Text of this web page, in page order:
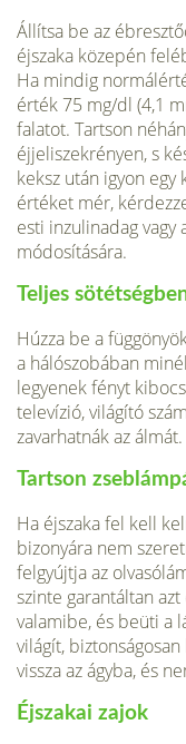
Állítsa be az
éjszaka közepén
Ha mindig
érték 75 mg/dl (4,1
falatot. Tartson
éjjeliszekrényen, s
keksz után igyon
értéket mér,
esti inzulinadag vagy
módosítására.
Teljes
Húzza be a
a hálószobában
legyenek fényt
televízió, világító
zavarhatnák az álmát.
Tartson
Ha éjszaka fel kell
bizonyára nem
felgyújtja az
szinte garantáltan
valamibe, és beüti a
világít,
vissza az ágyba, és
Éjszakai zajok